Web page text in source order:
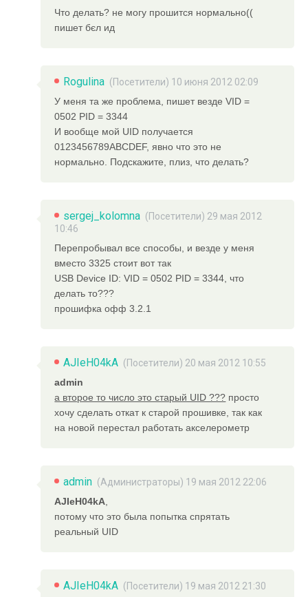
Что делать? не могу прошится нормально((
пишет бєл ид
Rogulina (Посетители) 10 июня 2012 02:09
У меня та же проблема, пишет везде VID =
0502 PID = 3344
И вообще мой UID получается
0123456789ABCDEF, явно что это не
нормально. Подскажите, плиз, что делать?
sergej_kolomna (Посетители) 29 мая 2012
10:46
Перепробывал все способы, и везде у меня
вместо 3325 стоит вот так
USB Device ID: VID = 0502 PID = 3344, что
делать то???
прошифка офф 3.2.1
AJIeH04kA (Посетители) 20 мая 2012 10:55
admin
а второе то число это старый UID ??? просто
хочу сделать откат к старой прошивке, так как
на новой перестал работать акселерометр
admin (Администраторы) 19 мая 2012 22:06
AJIeH04kA
потому что это была попытка спрятать
реальный UID
AJIeH04kA (Посетители) 19 мая 2012 21:30